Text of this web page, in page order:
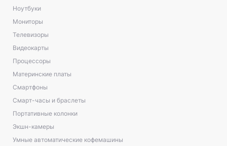
Ноутбуки
Мониторы
Телевизоры
Видеокарты
Процессоры
Материнские платы
Смартфоны
Смарт-часы и браслеты
Портативные колонки
Экшн-камеры
Умные автоматические кофемашины